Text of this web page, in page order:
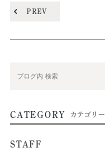
PREV
CATEGORY カテゴリー
STAFF